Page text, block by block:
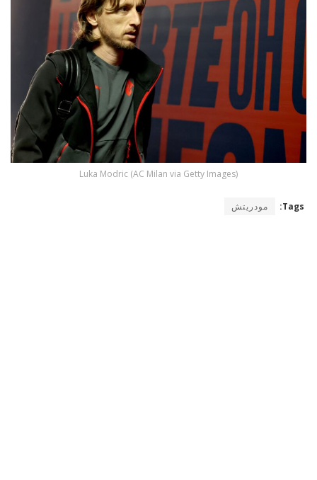
Luka Modric (AC Milan via Getty Images)
Tags: مودريتش